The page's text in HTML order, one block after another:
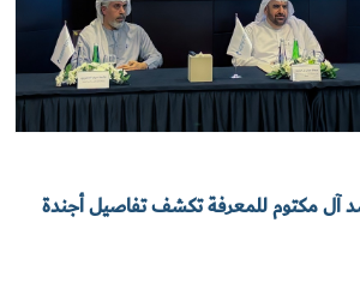
مكتوم للمعرفة تكشف تفاصيل أجندة